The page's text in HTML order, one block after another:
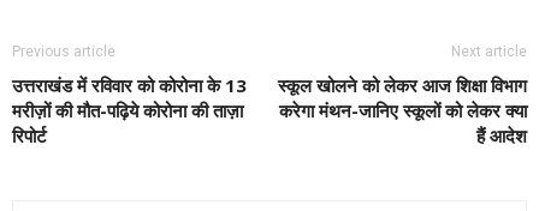
Previous article
उत्तराखंड में रविवार को कोरोना के 13
मरीज़ों की मौत-पढ़िये कोरोना की ताज़ा
रिपोर्ट
Next article
स्कूल खोलने को लेकर आज शिक्षा विभाग
करेगा मंथन-जानिए स्कूलों को लेकर क्या
हैं आदेश